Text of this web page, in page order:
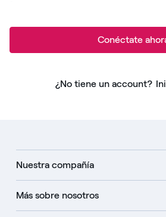
Conéctate
¿No tiene un account?
Nuestra compañía
Más sobre nosotros